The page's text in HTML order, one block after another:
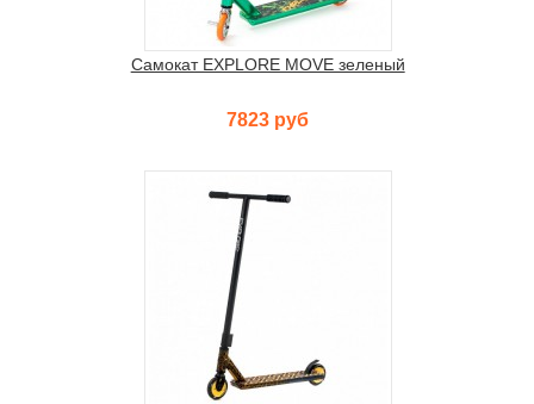
Самокат EXPLORE MOVE зеленый
7823 руб